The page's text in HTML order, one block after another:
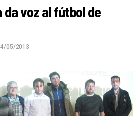
da voz al fútbol de
05/2013